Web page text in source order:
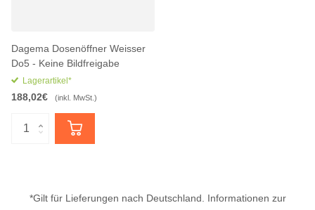
Dagema Dosenöffner Weisser
Do5 - Keine Bildfreigabe
Lagerartikel*
188,02€ (inkl. MwSt.)
*Gilt für Lieferungen nach Deutschland. Informationen zur